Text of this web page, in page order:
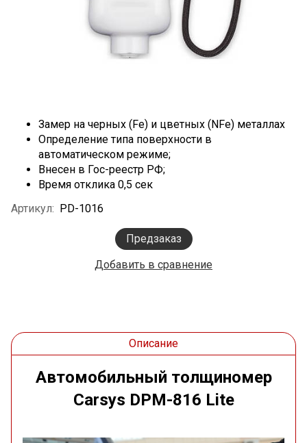
Замер на черных (Fe) и цветных (NFe) металлах
Определение типа поверхности в
автоматическом режиме;
Внесен в Гос-реестр РФ;
Время отклика 0,5 сек
Артикул: PD-1016
Предзаказ
Добавить в сравнение
Описание
Автомобильный толщиномер
Carsys DPM-816 Lite